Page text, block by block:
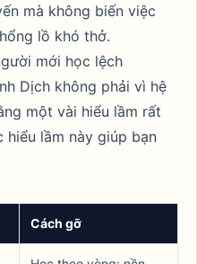
mà không biến việc
lồ khó thở.
mới học lệch
Dịch không phải vì hệ
một vài hiểu lầm rất
hiểu lầm này giúp bạn
Cách gỡ